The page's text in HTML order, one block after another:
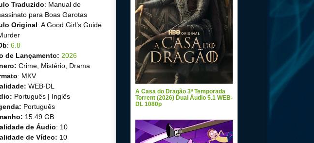
Traduzido: Manual de
para Boas Garotas
Original: A Good Girl’s Guide
: 6.8
de Lançamento: 2026
Crime, Mistério, Drama
: MKV
WEB-DL
Português | Inglês
Português
15.49 GB
de Áudio: 10
de Vídeo: 10
A Casa do Dragão 3ª Temporada
Torrent (2026) Dual Áudio 5.1 WEB-
DL 1080p